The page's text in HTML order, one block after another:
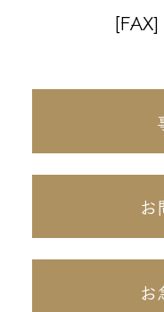
お
お